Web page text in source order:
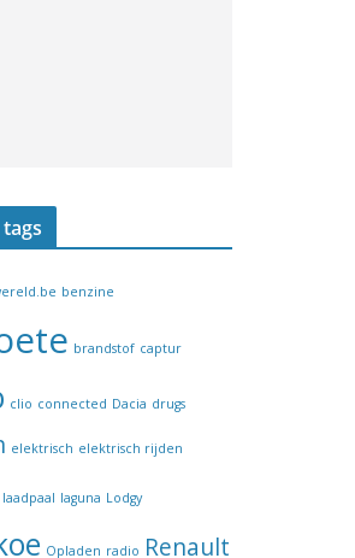
benzine
brandstof captur
clio connected Dacia drugs
elektrisch elektrisch rijden
laadpaal laguna Lodgy
Opladen radio Renault